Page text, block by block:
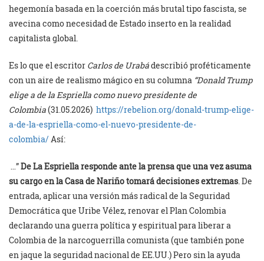
hegemonía basada en la coerción más brutal tipo fascista, se
avecina como necesidad de Estado inserto en la realidad
capitalista global.
Es lo que el escritor Carlos de Urabádescribió proféticamente
con un aire de realismo mágico en su columna “Donald Trump
elige a de la Espriella como nuevo presidente de
Colombia(31.05.2026) https://rebelion.org/donald-trump-elige-
a-de-la-espriella-como-el-nuevo-presidente-de-
colombia/Así:
…”De La Espriella responde ante la prensa que una vez asuma
su cargo en la Casa de Nariño tomará decisiones extremas. De
entrada, aplicar una versión más radical de la Seguridad
Democrática que Uribe Vélez, renovar el Plan Colombia
declarando una guerra política y espiritual para liberar a
Colombia de la narcoguerrilla comunista (que también pone
en jaque la seguridad nacional de EE.UU.) Pero sin la ayuda